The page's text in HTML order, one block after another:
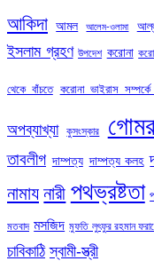
আকিদা আমল আলেম-ওলামা
ইসলাম গ্রহণ উপদেশ করোনা
থেকে বাঁচতে করোনা ভাইরাস সম্পর্কে
অপব্যাখ্যা কুসংস্কার
তাবলীগ দাম্পত্য দাম্পত্য কলহ
নামায নারী পথভ্রষ্টতা
মতবাদ মসজিদ মুফতি লুৎফুর রহমান
চাবিকাঠি স্বামী-স্ত্রী